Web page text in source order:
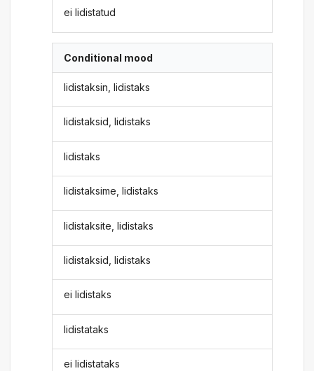
ei lidistatud
Conditional mood
lidistaksin, lidistaks
lidistaksid, lidistaks
lidistaks
lidistaksime, lidistaks
lidistaksite, lidistaks
lidistaksid, lidistaks
ei lidistaks
lidistataks
ei lidistataks